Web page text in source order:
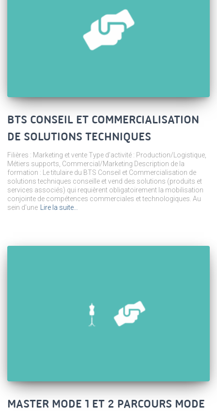
BTS CONSEIL ET COMMERCIALISATION
DE SOLUTIONS TECHNIQUES
Filières : Marketing et vente Type d’activité : Production/Logistique,
Métiers supports, Commercial/Marketing Description de la
formation : Le titulaire du BTS Conseil et Commercialisation de
solutions techniques conseille et vend des solutions (produits et
services associés) qui requièrent obligatoirement la mobilisation
conjointe de compétences commerciales et technologiques. Au
sein d’une Lire la suite…
MASTER MODE 1 ET 2 PARCOURS MODE